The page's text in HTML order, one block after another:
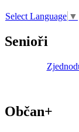
Select Language ▼
Senioři
Občan+